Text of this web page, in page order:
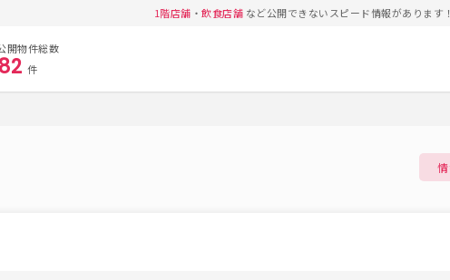
1階店舗 ・飲食店舗 など公開できないスピード情報がありま
開物件総数
件